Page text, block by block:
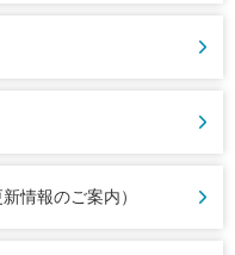
情報のご案内）